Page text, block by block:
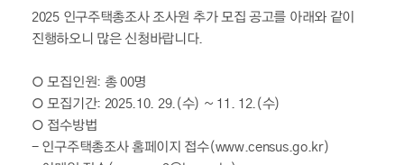
2025 인구주택총조사 조사원 추가 모집 공고를 아래와 같이
진행하오니 많은 신청바랍니다.
○ 모집인원: 총 00명
○ 모집기간: 2025.10. 29.(수) ~ 11. 12.(수)
○ 접수방법
- 인구주택총조사 홈페이지 접수(www.census.go.kr)